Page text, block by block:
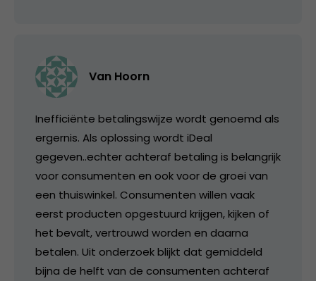
Van Hoorn
Inefficiënte betalingswijze wordt genoemd als
ergernis. Als oplossing wordt iDeal
gegeven..echter achteraf betaling is belangrijk
voor consumenten en ook voor de groei van
een thuiswinkel. Consumenten willen vaak
eerst producten opgestuurd krijgen, kijken of
het bevalt, vertrouwd worden en daarna
betalen. Uit onderzoek blijkt dat gemiddeld
bijna de helft van de consumenten achteraf